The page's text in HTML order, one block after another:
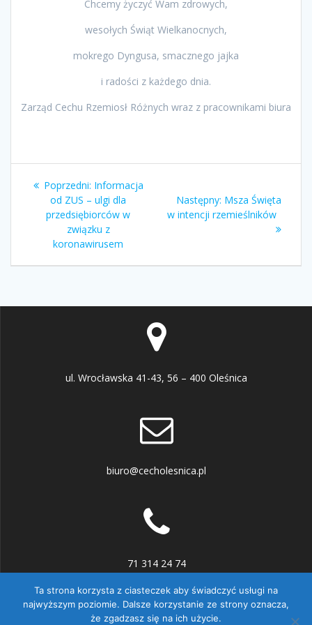
Chcemy życzyć Wam zdrowych,
wesołych Świąt Wielkanocnych,
mokrego Dyngusa, smacznego jajka
i radości z każdego dnia.
Zarząd Cechu Rzemiosł Różnych wraz z pracownikami biura
Nawigacja
wpisu
Poprzedni: Poprzedni
wpis:
Informacja
od ZUS – ulgi dla
przedsiębiorców w
związku z
koronawirusem
Następny: Następny
wpis:
Msza Święta
w intencji rzemieślników
ul. Wrocławska 41-43, 56 – 400 Oleśnica
biuro@cecholesnica.pl
71 314 24 74
Ta strona korzysta z ciasteczek aby świadczyć usługi na
najwyższym poziomie. Dalsze korzystanie ze strony oznacza,
że zgadzasz się na ich użycie.